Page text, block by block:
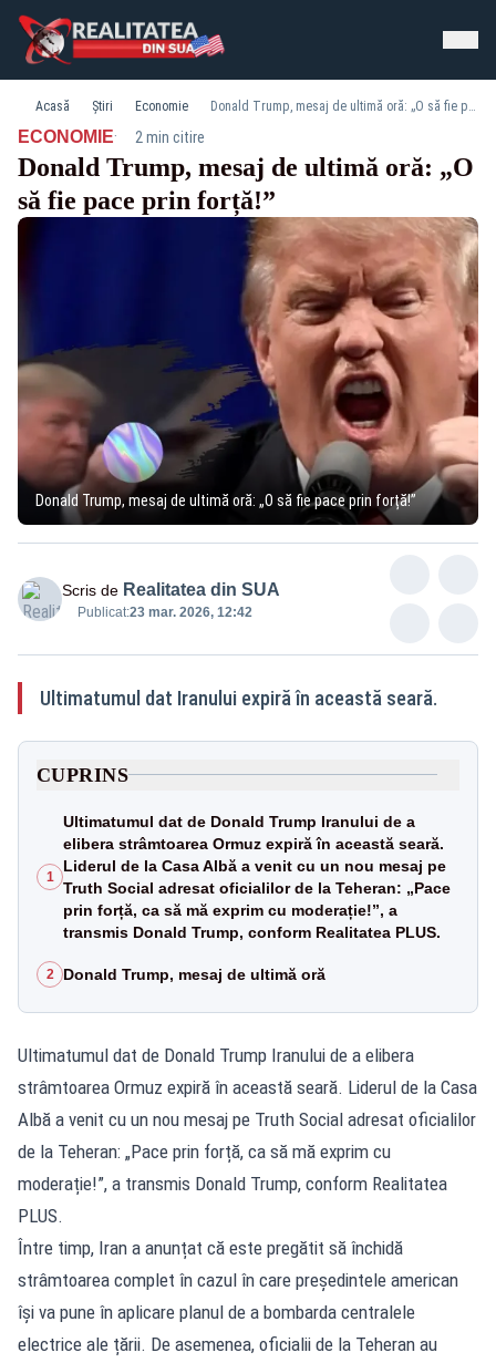
Acasă Știri Economie Donald Trump, mesaj de ultimă oră: „O să fie pace prin forță!”
ECONOMIE· 2 min citire
Donald Trump, mesaj de ultimă oră: „O
să fie pace prin forță!”
Donald Trump, mesaj de ultimă oră: „O să fie pace prin forță!”
Scris de Realitatea din SUA
Publicat:23 mar. 2026, 12:42
Ultimatumul dat Iranului expiră în această seară.
CUPRINS
1
Ultimatumul dat de Donald Trump Iranului de a
elibera strâmtoarea Ormuz expiră în această seară.
Liderul de la Casa Albă a venit cu un nou mesaj pe
Truth Social adresat oficialilor de la Teheran: „Pace
prin forță, ca să mă exprim cu moderație!”, a
transmis Donald Trump, conform Realitatea PLUS.
2 Donald Trump, mesaj de ultimă oră
Ultimatumul dat de Donald Trump Iranului de a elibera
strâmtoarea Ormuz expiră în această seară. Liderul de la Casa
Albă a venit cu un nou mesaj pe Truth Social adresat oficialilor
de la Teheran: „Pace prin forță, ca să mă exprim cu
moderație!”, a transmis Donald Trump, conform Realitatea
PLUS.
Între timp, Iran a anunțat că este pregătit să închidă
strâmtoarea complet în cazul în care președintele american
își va pune în aplicare planul de a bombarda centralele
electrice ale țării. De asemenea, oficialii de la Teheran au